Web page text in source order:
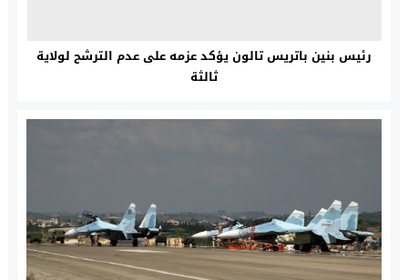
رئيس بنين باتريس تالون يؤكد عزمه على عدم الترشح لولاية
ثالثة